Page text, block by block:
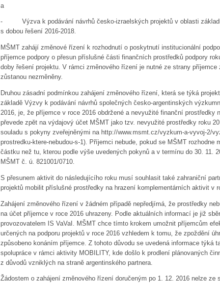
a
- Výzva k podávání návrhů česko-izraelských projektů v oblasti
s dobou řešení 2016-2018.
MŠMT zahájí změnové řízení k rozhodnutí o poskytnutí institucionální
příjemce podpory o přesun příslušné části finančních prostředků podpory
doby řešení projektu. V rámci změnového řízení je nutné ze strany
zůstanou nezměněny.
Druhou zásadní podmínkou zahájení změnového řízení, která se týká
základě Výzvy k podávání návrhů společných česko-argentinských
2016, je, že příjemce v roce 2016 obdržené a nevyužité finanční prostředky
převede zpět na výdajový účet MŠMT jako tzv. nevyužité prostředky roku
souladu s pokyny zveřejněnými na http://www.msmt.cz/vyzkum-a-vyvoj-2/
prostredku-ktere-nebudou-s-1). Příjemci nebude, pokud se MŠMT rozhodne
částku než tu, kterou podle výše uvedených pokynů a v termínu do 30. 11.
MŠMT č. ú. 821001/0710.
S přesunem aktivit do následujícího roku musí souhlasit také zahraniční
projektů mobilit příslušné prostředky na hrazení komplementárních aktivit v
Zahájení změnového řízení v žádném případě nepředjímá, že prostředky
na účet příjemce v roce 2016 uhrazeny. Podle aktuálních informací je již
provozovatelem IS VaVaI. MŠMT chce tímto krokem umožnit příjemcům
určených na podporu projektů v roce 2016 vzhledem k tomu, že zpoždění
způsobeno konáním příjemce. Z tohoto důvodu se uvedená informace týká
spolupráce v rámci aktivity MOBILITY, kde došlo k prodlení plánovaných
z důvodů vzniklých na straně argentinského partnera.
Žádostem o zahájení změnového řízení doručeným po 1. 12. 2016 nelze ze